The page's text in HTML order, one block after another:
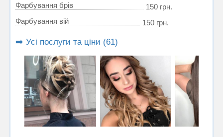
Фарбування брів
150 грн.
Фарбування вій
150 грн.
➡️ Усі послуги та ціни (61)